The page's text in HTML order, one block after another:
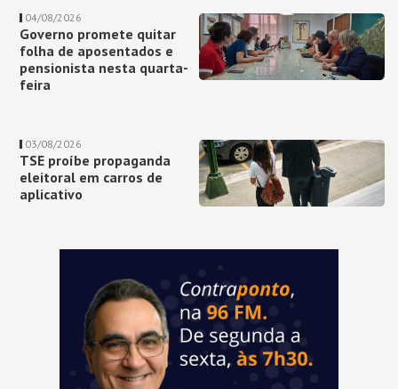
04/08/2026
Governo promete quitar
folha de aposentados e
pensionista nesta quarta-
feira
03/08/2026
TSE proíbe propaganda
eleitoral em carros de
aplicativo